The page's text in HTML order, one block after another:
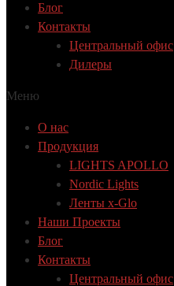
Блог
Контакты
Центральный офис
Дилеры
Меню
О нас
Продукция
LIGHTS APOLLO
Nordic Lights
Ленты x-Glo
Наши Проекты
Блог
Контакты
Центральный офис